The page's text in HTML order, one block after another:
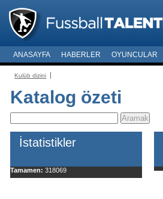
ANASAYFA HABERLER OYUNCULAR
Kulüb dizini
Katalog özeti
İstatistikler
Tamamen:318069